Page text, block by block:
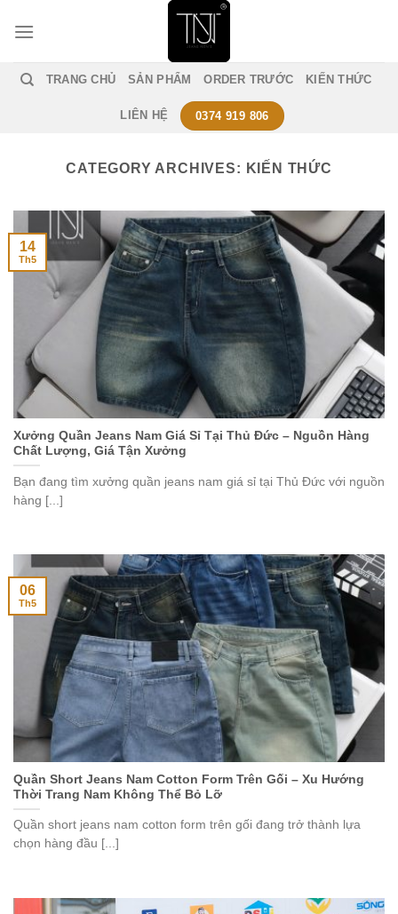
TRANG CHỦ SẢN PHẨM ORDER TRƯỚC KIẾN THỨC
LIÊN HỆ 0374 919 806
CATEGORY ARCHIVES: KIẾN THỨC
Xưởng Quần Jeans Nam Giá Sỉ Tại Thủ Đức – Nguồn Hàng
Chất Lượng, Giá Tận Xưởng
Bạn đang tìm xưởng quần jeans nam giá sỉ tại Thủ Đức với nguồn
hàng [...]
14
Th5
Quần Short Jeans Nam Cotton Form Trên Gối – Xu Hướng
Thời Trang Nam Không Thể Bỏ Lỡ
Quần short jeans nam cotton form trên gối đang trở thành lựa
chọn hàng đầu [...]
06
Th5